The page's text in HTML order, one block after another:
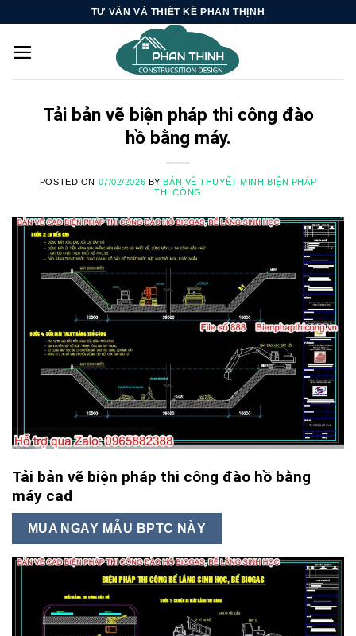
content
TƯ VẤN VÀ THIẾT KẾ PHAN THỊNH
Tải bản vẽ biện pháp thi công đào
hồ bằng máy.
POSTED ON 07/02/2026 BYBẢN VẼ THUYẾT MINH BIỆN PHÁP
THI CÔNG
Tải bản vẽ biện pháp thi công đào hồ bằng
máy cad
MUA NGAY MẪU BPTC NÀY